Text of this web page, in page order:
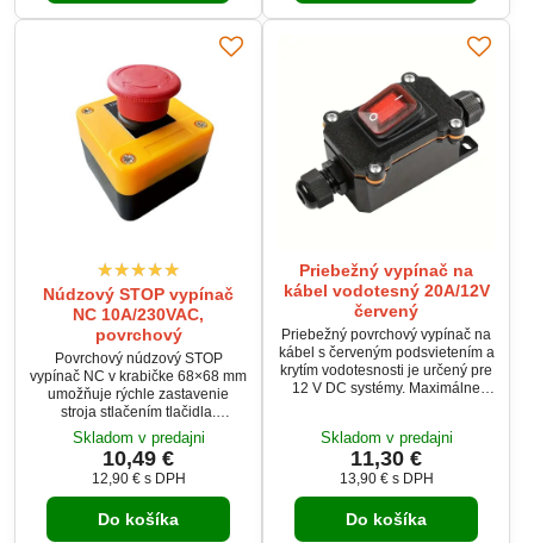
Núdzový STOP vypínač
NC 10A/230VAC,
povrchový
Povrchový núdzový STOP
vypínač NC v krabičke 68×68 mm
umožňuje rýchle zastavenie
stroja stlačením tlačidla.
Odblokovanie sa vykonáva
pootočením v smere hodinových
ručičiek. Krabička má
predlisované otvory pre
priechodky s chráničkou Ø20
mm. Ideálny pre priemyselné a
Skladom v predajni
10,49 €
12,90 € s DPH
Do košíka
Priebežný vypínač na
kábel vodotesný 20A/12V
červený
Priebežný povrchový vypínač na
kábel s červeným podsvietením a
krytím vodotesnosti je určený pre
12 V DC systémy. Maximálne
aplikácie v automobiloch, lodiach
či priemysle. Vypínač je určený
na priame zapojenie do kábla
bez potreby montáže do panelu.
Kompaktné a robustné plastové
telo zaisťuje odolnosť voči vode
Skladom v predajni
11,30 €
13,90 € s DPH
Do košíka